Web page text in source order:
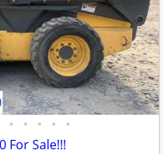
• • • • •
For Sale!!!